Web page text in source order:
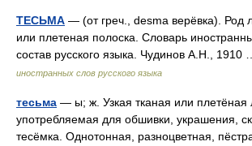
ТЕСЬМА — (от греч., desma верёвка). Род
или плетеная полоска. Словарь
состав русского языка. Чудинов А.Н.,
иностранных слов русского языка
тесьма — ы; ж. Узкая тканая или плетёная
употребляемая для обшивки, украшения,
тесёмка. Однотонная, разноцветная,